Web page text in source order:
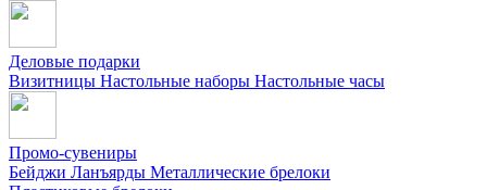
Деловые подарки
Визитницы Настольные наборы Настольные часы
Промо-сувениры
Бейджи Ланъярды Металлические брелоки